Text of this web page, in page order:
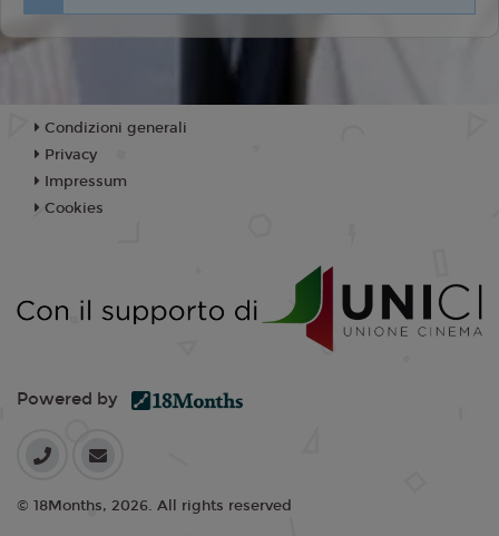
Condizioni generali
Privacy
Impressum
Cookies
Powered by
© 18Months, 2026. All rights reserved